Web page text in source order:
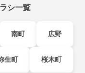
シ一覧
南町 広野
生町 桜木町